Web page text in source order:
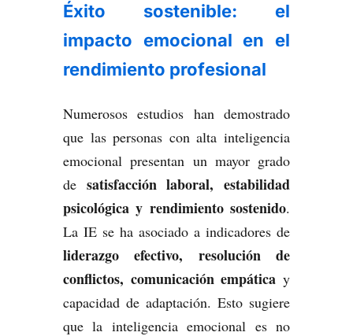
Éxito sostenible: el
impacto emocional en el
rendimiento profesional
Numerosos estudios han demostrado
que las personas con alta inteligencia
emocional presentan un mayor grado
de satisfacción laboral, estabilidad
psicológica y rendimiento sostenido.
La IE se ha asociado a indicadores de
liderazgo efectivo, resolución de
conflictos, comunicación empática y
capacidad de adaptación. Esto sugiere
que la inteligencia emocional es no